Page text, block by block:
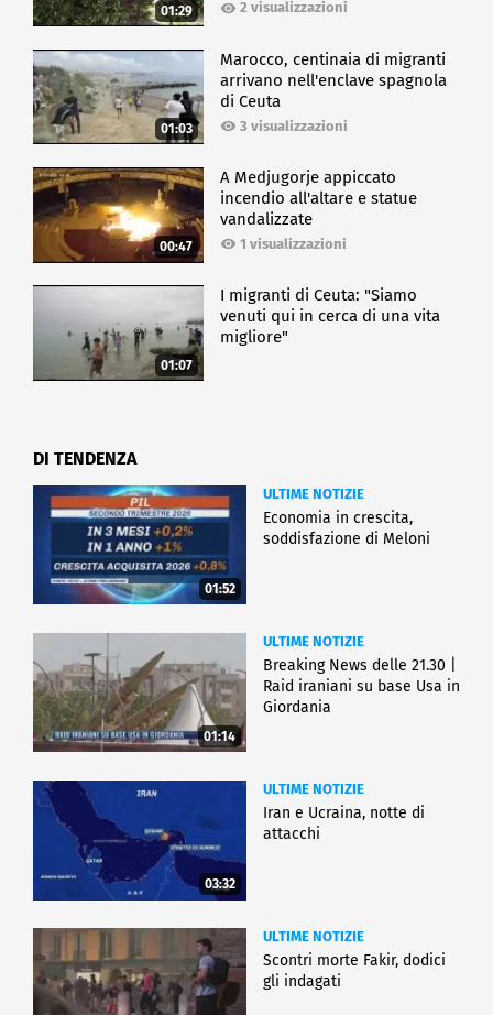
01:29 2 visualizzazioni
01:03
Marocco, centinaia di migranti
arrivano nell'enclave spagnola
di Ceuta
3 visualizzazioni
00:47
A Medjugorje appiccato
incendio all'altare e statue
vandalizzate
1 visualizzazioni
01:07
I migranti di Ceuta: "Siamo
venuti qui in cerca di una vita
migliore"
DI TENDENZA
01:52
ULTIME NOTIZIE
Economia in crescita,
soddisfazione di Meloni
01:14
ULTIME NOTIZIE
Breaking News delle 21.30 |
Raid iraniani su base Usa in
Giordania
03:32
ULTIME NOTIZIE
Iran e Ucraina, notte di
attacchi
ULTIME NOTIZIE
Scontri morte Fakir, dodici
gli indagati